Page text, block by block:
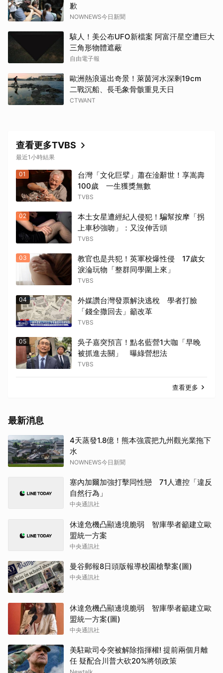
歉
NOWNEWS今日新聞
駭人！美公布UFO新檔案 阿富汗星空遭巨大
三角形物體遮蔽
自由電子報
歐洲熱浪逼出奇景！萊茵河水深剩19cm
二戰沉船、長毛象骨骸重見天日
CTWANT
查看更多TVBS
最近1小時結果
01
台灣「文化巨擘」蕭在淦辭世！享嵩壽
100歲 一生獲獎無數
TVBS
02
本土女星遭經紀人侵犯！騙幫按摩「拐
上車秒強吻」：又沒伸舌頭
TVBS
03
教官也是共犯！英軍校爆性侵 17歲女
淚淪玩物「整群同學圍上來」
TVBS
04
外媒讚台灣發票解決逃稅 學者打臉
「錢全撒回去」籲改革
TVBS
05
吳子嘉突預言！點名藍營1大咖「早晚
被抓進去關」 曝綠營想法
TVBS
查看更多
最新消息
4天蒸發1.8億！熊本強震把九州觀光業拖下
水
NOWNEWS今日新聞
塞內加爾加強打擊同性戀 71人遭控「違反
自然行為」
中央通訊社
休達危機凸顯邊境脆弱 智庫學者籲建立歐
盟統一方案
中央通訊社
曼谷郵報8日頭版報導校園槍擊案(圖)
中央通訊社
休達危機凸顯邊境脆弱 智庫學者籲建立歐
盟統一方案(圖)
中央通訊社
美駐歐司令突被解除指揮權! 提前兩個月離
任 疑配合川普大砍20%將領政策